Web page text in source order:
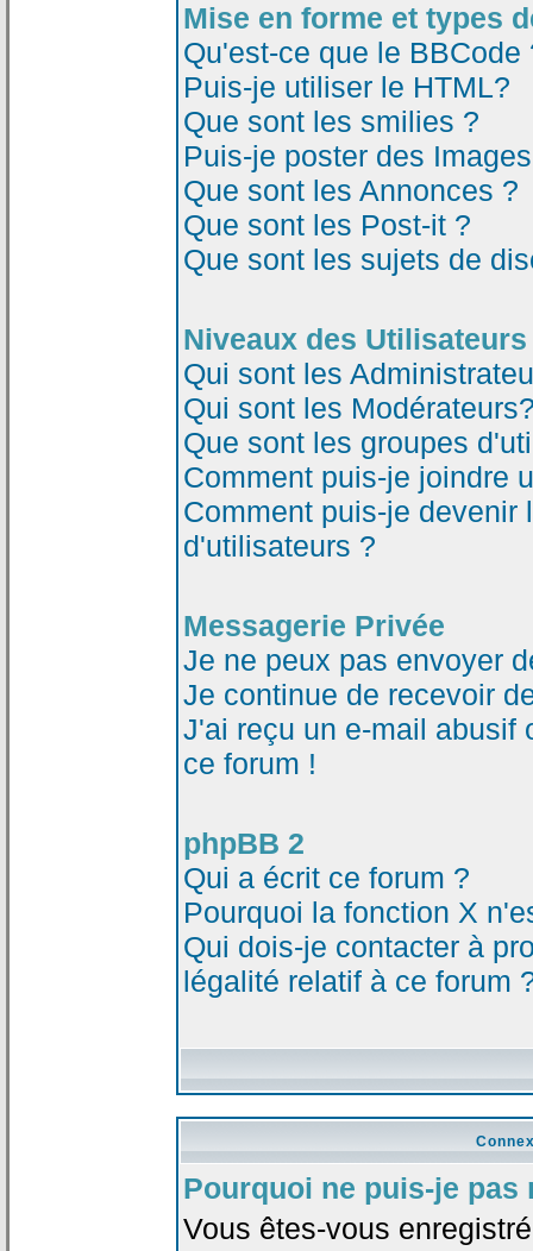
Mise en forme et types
Qu'est-ce que le BBCode
Puis-je utiliser le HTML?
Que sont les smilies ?
Puis-je poster des
Que sont les Annonces ?
Que sont les Post-it ?
Que sont les sujets de
Niveaux des
Qui sont les
Qui sont les
Que sont les groupes
Comment puis-je joindre
Comment puis-je devenir
d'utilisateurs ?
Messagerie Privée
Je ne peux pas envoyer
Je continue de recevoir
J'ai reçu un e-mail abusif
ce forum !
phpBB 2
Qui a écrit ce forum ?
Pourquoi la fonction X
Qui dois-je contacter à
légalité relatif à ce forum
Pourquoi ne puis-je pas
Vous êtes-vous